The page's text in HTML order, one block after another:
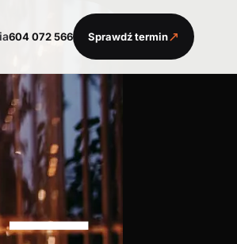
604 072 566 Sprawdź termin↗
—